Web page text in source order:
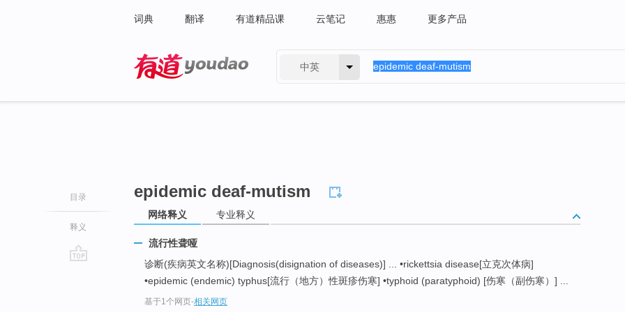
词典 翻译 有道精品课 云笔记 惠惠 更多产品
中英
目录
释义
epidemic deaf-mutism
网络释义 专业释义
流行性聋哑
诊断(疾病英文名称)[Diagnosis(disignation of diseases)] ... •rickettsia disease[立克次体病]
•epidemic (endemic) typhus[流行（地方）性斑疹伤寒] •typhoid (paratyphoid) [伤寒（副伤寒）] ...
基于1个网页-相关网页